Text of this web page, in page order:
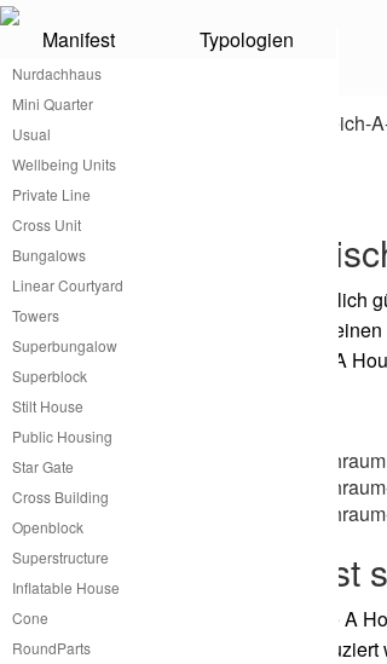
Manifest Typologien
Nurdachhaus
Mini Quarter
Usual
Wellbeing Units
Private Line
Cross Unit
Bungalows
Linear Courtyard
Towers
Superbungalow
Superblock
Stilt House
Public Housing
Star Gate
Cross Building
Openblock
Superstructure
Inflatable House
Cone
RoundParts
A House
Kleines
atme hat das
Welt anpassbar gibt es
Wohnkomfort. Das atme A
A House
Die Anpassung des atme A
konstruktiven Hülle